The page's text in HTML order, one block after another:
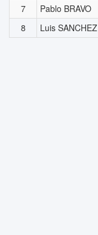
7
Pablo BRAVO
8
Luis SANCHEZ